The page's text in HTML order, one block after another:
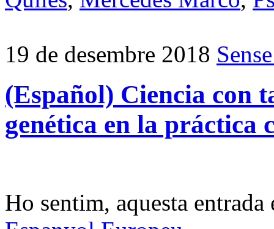
19 de desembre 2018
(Español) Ciencia con
genética en la práctica
Ho sentim, aquesta